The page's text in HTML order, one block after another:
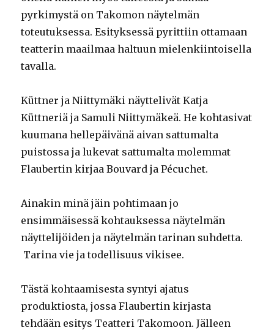
pyrkimystä on Takomon näytelmän
toteutuksessa. Esityksessä pyrittiin ottamaan
teatterin maailmaa haltuun mielenkiintoisella
tavalla.
Küttner ja Niittymäki näyttelivät Katja
Küttneriä ja Samuli Niittymäkeä. He kohtasivat
kuumana hellepäivänä aivan sattumalta
puistossa ja lukevat sattumalta molemmat
Flaubertin kirjaa Bouvard ja Pécuchet.
Ainakin minä jäin pohtimaan jo
ensimmäisessä kohtauksessa näytelmän
näyttelijöiden ja näytelmän tarinan suhdetta.
Tarina vie ja todellisuus vikisee.
Tästä kohtaamisesta syntyi ajatus
produktiosta, jossa Flaubertin kirjasta
tehdään esitys Teatteri Takomoon. Jälleen